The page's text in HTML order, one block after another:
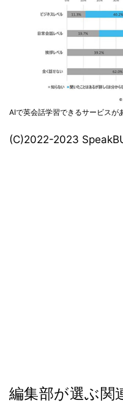
AIで英会話学習できるサービスが
(C)2022-2023
編集部が選ぶ関